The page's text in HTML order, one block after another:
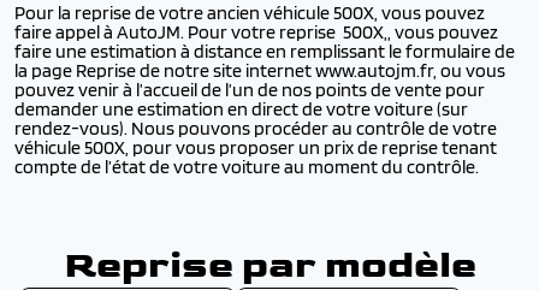
Pour la reprise de votre ancien véhicule 500X, vous pouvez
faire appel à AutoJM. Pour votre reprise 500X,, vous pouvez
faire une estimation à distance en remplissant le formulaire de
la page Reprise de notre site internet www.autojm.fr, ou vous
pouvez venir à l’accueil de l’un de nos points de vente pour
demander une estimation en direct de votre voiture (sur
rendez-vous). Nous pouvons procéder au contrôle de votre
véhicule 500X, pour vous proposer un prix de reprise tenant
compte de l’état de votre voiture au moment du contrôle.
Reprise par modèle